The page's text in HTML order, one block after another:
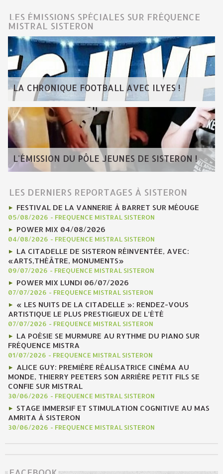
LES ÉMISSIONS SPÉCIALES SUR FRÉQUENCE
MISTRAL SISTERON
LA CHRONIQUE FOOTBALL AVEC ILYES !
L'ÉMISSION DU PÔLE JEUNES DE SISTERON !
LES DERNIERS REPORTAGES À SISTERON
FESTIVAL DE LA VANNERIE À BARRET SUR MÉOUGE
05/08/2026 - FREQUENCE MISTRAL SISTERON
POWER MIX 04/08/2026
04/08/2026 - FREQUENCE MISTRAL SISTERON
LA CITADELLE DE SISTERON RÉINVENTÉE, AVEC:
«ARTS,THÉÂTRE, MONUMENTS»
09/07/2026 - FREQUENCE MISTRAL SISTERON
POWER MIX LUNDI 06/07/2026
07/07/2026 - FREQUENCE MISTRAL SISTERON
« LES NUITS DE LA CITADELLE »: RENDEZ-VOUS
ARTISTIQUE LE PLUS PRESTIGIEUX DE L’ÉTÉ
07/07/2026 - FREQUENCE MISTRAL SISTERON
LA POÉSIE SE MURMURE AU RYTHME DU PIANO SUR
FRÉQUENCE MISTRA
01/07/2026 - FREQUENCE MISTRAL SISTERON
ALICE GUY: PREMIÈRE RÉALISATRICE CINÉMA AU
MONDE, THIERRY PEETERS SON ARRIÈRE PETIT FILS SE
CONFIE SUR MISTRAL
30/06/2026 - FREQUENCE MISTRAL SISTERON
STAGE IMMERSIF ET STIMULATION COGNITIVE AU MAS
AMRITA À SISTERON
30/06/2026 - FREQUENCE MISTRAL SISTERON